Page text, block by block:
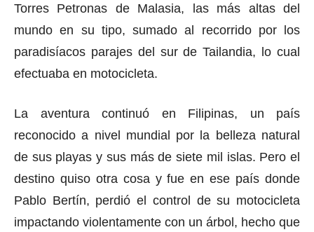
Torres Petronas de Malasia, las más altas del
mundo en su tipo, sumado al recorrido por los
paradisíacos parajes del sur de Tailandia, lo cual
efectuaba en motocicleta.
La aventura continuó en Filipinas, un país
reconocido a nivel mundial por la belleza natural
de sus playas y sus más de siete mil islas. Pero el
destino quiso otra cosa yfue en ese país donde
Pablo Bertín, perdió el control de su motocicleta
impactando violentamente con un árbol, hecho que